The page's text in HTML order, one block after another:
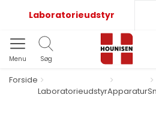
Laboratorieudstyr
Menu Søg
Forside
LaboratorieudstyrApparatur